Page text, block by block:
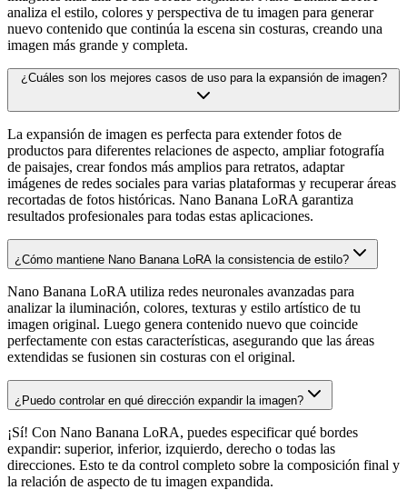
analiza el estilo, colores y perspectiva de tu imagen para generar
nuevo contenido que continúa la escena sin costuras, creando una
imagen más grande y completa.
¿Cuáles son los mejores casos de uso para la expansión de imagen?
La expansión de imagen es perfecta para extender fotos de
productos para diferentes relaciones de aspecto, ampliar fotografía
de paisajes, crear fondos más amplios para retratos, adaptar
imágenes de redes sociales para varias plataformas y recuperar áreas
recortadas de fotos históricas. Nano Banana LoRA garantiza
resultados profesionales para todas estas aplicaciones.
¿Cómo mantiene Nano Banana LoRA la consistencia de estilo?
Nano Banana LoRA utiliza redes neuronales avanzadas para
analizar la iluminación, colores, texturas y estilo artístico de tu
imagen original. Luego genera contenido nuevo que coincide
perfectamente con estas características, asegurando que las áreas
extendidas se fusionen sin costuras con el original.
¿Puedo controlar en qué dirección expandir la imagen?
¡Sí! Con Nano Banana LoRA, puedes especificar qué bordes
expandir: superior, inferior, izquierdo, derecho o todas las
direcciones. Esto te da control completo sobre la composición final y
la relación de aspecto de tu imagen expandida.